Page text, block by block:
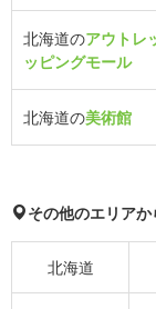
北海道のアウトレ
ッピングモール
北海道の美術館
その他のエリア
北海道